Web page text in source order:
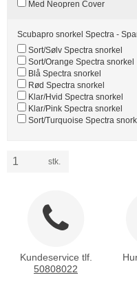
Med Neopren Cover
Scubapro snorkel Spectra -
Sort/Sølv Spectra snorkel
Sort/Orange Spectra snorkel
Blå Spectra snorkel
Rød Spectra snorkel
Klar/Hvid Spectra snorkel
Klar/Pink Spectra snorkel
Sort/Turquoise Spectra
stk.
Kundeservice tlf.
50808022